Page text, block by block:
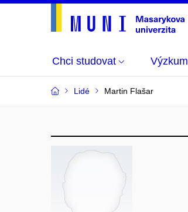
Chci studovat Výzkum
Lidé Martin Flašar